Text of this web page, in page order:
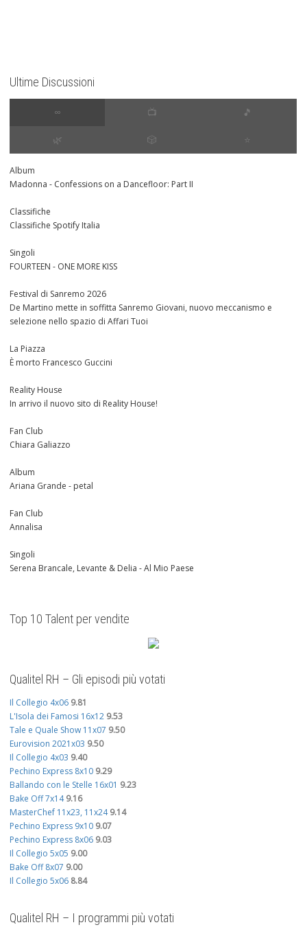
Ultime Discussioni
∞ 📺 🎵
🌿 🎲 ⭐️
Album
Madonna - Confessions on a Dancefloor: Part II
Classifiche
Classifiche Spotify Italia
Singoli
FOURTEEN - ONE MORE KISS
Festival di Sanremo 2026
De Martino mette in soffitta Sanremo Giovani, nuovo meccanismo e
selezione nello spazio di Affari Tuoi
La Piazza
È morto Francesco Guccini
Reality House
In arrivo il nuovo sito di Reality House!
Fan Club
Chiara Galiazzo
Album
Ariana Grande - petal
Fan Club
Annalisa
Singoli
Serena Brancale, Levante & Delia - Al Mio Paese
Top 10 Talent per vendite
Qualitel RH – Gli episodi più votati
Il Collegio 4x06 9.81
L'Isola dei Famosi 16x12 9.53
Tale e Quale Show 11x07 9.50
Eurovision 2021x03 9.50
Il Collegio 4x03 9.40
Pechino Express 8x10 9.29
Ballando con le Stelle 16x01 9.23
Bake Off 7x14 9.16
MasterChef 11x23, 11x24 9.14
Pechino Express 9x10 9.07
Pechino Express 8x06 9.03
Il Collegio 5x05 9.00
Bake Off 8x07 9.00
Il Collegio 5x06 8.84
Qualitel RH – I programmi più votati